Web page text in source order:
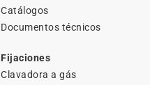
Catálogos
Documentos técnicos
Fijaciones
Clavadora a gás